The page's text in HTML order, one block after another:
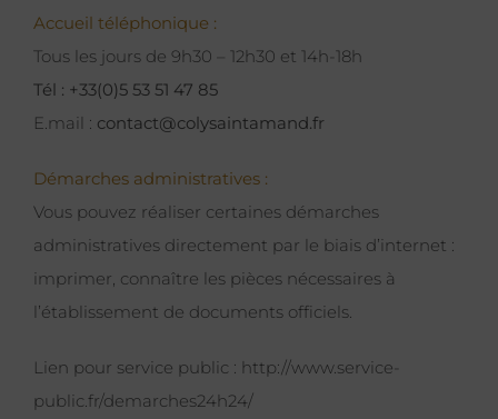
Accueil téléphonique :
Tous les jours de 9h30 – 12h30 et 14h-18h
Tél : +33(0)5 53 51 47 85
E.mail : contact@colysaintamand.fr
Démarches administratives :
Vous pouvez réaliser certaines démarches
administratives directement par le biais d’internet :
imprimer, connaître les pièces nécessaires à
l’établissement de documents officiels.
Lien pour service public : http://www.service-
public.fr/demarches24h24/